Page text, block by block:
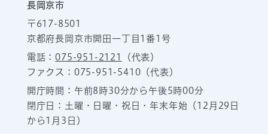
長岡京市
〒617-8501
京都府長岡京市開田一丁目1番1号
電話：075-951-2121
（代表）
ファクス：075-951-5410（代表）
開庁時間：午前8時30分から午後5時00分
閉庁日：土曜・日曜・祝日・年末年始（12月29日
から1月3日）